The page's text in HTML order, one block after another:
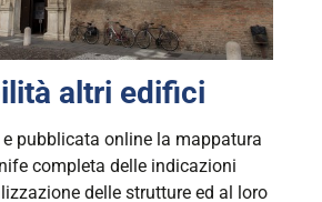
altri edifici
pubblicata online la mappatura
completa delle indicazioni
delle strutture ed al loro